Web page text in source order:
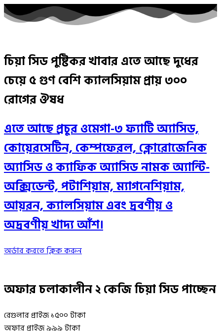
চিয়া সিড পুষ্টিকর খাবার এতে আছে দুধের
চেয়ে ৫ গুণ বেশি ক্যালসিয়াম প্রায় ৩০০
রোগের ঔষধ
এতে আছে প্রচুর ওমেগা-৩ ফ্যাটি অ্যাসিড,
কোয়েরসেটিন, কেম্পফেরল, ক্লোরোজেনিক
অ্যাসিড ও ক্যাফিক অ্যাসিড নামক অ্যান্টি-
অক্সিডেন্ট, পটাশিয়াম, ম্যাগনেশিয়াম,
আয়রন, ক্যালসিয়াম এবং দ্রবণীয় ও
অদ্রবণীয় খাদ্য আঁশ।
অর্ডার করতে ক্লিক করুন
অফার চলাকালীন ২ কেজি চিয়া সিড পাচ্ছেন
রেগুলার প্রাইজ১৫০০টাকা
অফার প্রাইজ৯৯৯টাকা